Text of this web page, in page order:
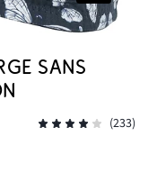
SANS
(233)